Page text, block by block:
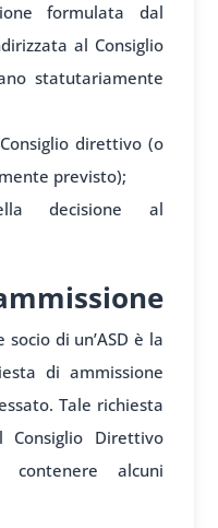
formulata dal
al Consiglio
statutariamente
direttivo (o
previsto);
decisione al
socio di un’ASD è la
di ammissione
ato. Tale richiesta
Consiglio Direttivo
ere alcuni